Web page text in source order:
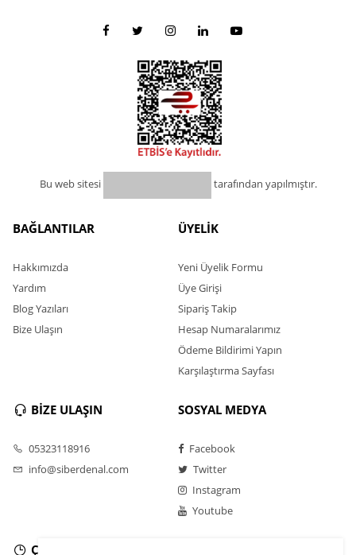
Bu web sitesi tarafından yapılmıştır.
BAĞLANTILAR
Hakkımızda
Yardım
Blog Yazıları
Bize Ulaşın
ÜYELİK
Yeni Üyelik Formu
Üye Girişi
Sipariş Takip
Hesap Numaralarımız
Ödeme Bildirimi Yapın
Karşılaştırma Sayfası
BİZE ULAŞIN
05323118916
info@siberdenal.com
SOSYAL MEDYA
Facebook
Twitter
Instagram
Youtube
ÇALIŞMA SAATLERİ